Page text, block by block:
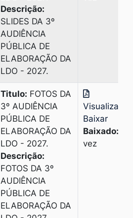
Descrição:
SLIDES DA 3º
AUDIÊNCIA
PÚBLICA DE
ELABORAÇÃO DA
LDO - 2027.
Titulo: FOTOS DA
3º AUDIÊNCIA
PÚBLICA DE
ELABORAÇÃO DA
LDO - 2027.
Descrição:
FOTOS DA 3º
AUDIÊNCIA
PÚBLICA DE
ELABORAÇÃO DA
Visualizar
Baixar
Baixado:
vez